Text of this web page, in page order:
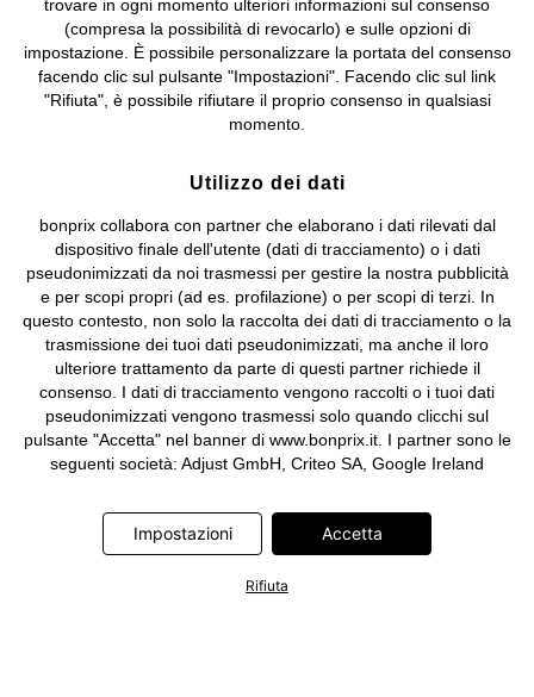
Biella n. 01510910027, R.E.A. BI - 171345, N. Reg. Pile:
IT09060P00000858, N. Reg. AEE: IT08020000002105 Capitale
Sociale: euro 1.000.000 i.v, Società soggetta all'attività di direzione
e coordinamento di bonprix Beteiligungs -Verwaltungsgesellschaft
mbH.
trovare in ogni momento ulteriori informazioni sul consenso
(compresa la possibilità di revocarlo) e sulle opzioni di
impostazione. È possibile personalizzare la portata del consenso
facendo clic sul pulsante "Impostazioni". Facendo clic sul link
"Rifiuta", è possibile rifiutare il proprio consenso in qualsiasi
momento.
Utilizzo dei dati
bonprix collabora con partner che elaborano i dati rilevati dal
dispositivo finale dell'utente (dati di tracciamento) o i dati
pseudonimizzati da noi trasmessi per gestire la nostra pubblicità
e per scopi propri (ad es. profilazione) o per scopi di terzi. In
questo contesto, non solo la raccolta dei dati di tracciamento o la
trasmissione dei tuoi dati pseudonimizzati, ma anche il loro
ulteriore trattamento da parte di questi partner richiede il
consenso. I dati di tracciamento vengono raccolti o i tuoi dati
pseudonimizzati vengono trasmessi solo quando clicchi sul
pulsante "Accetta" nel banner di www.bonprix.it. I partner sono le
seguenti società: Adjust GmbH, Criteo SA, Google Ireland
Meta Platforms Ireland Limited, Microsoft Ireland Operations
Limited, Pinterest Europe Limited, RTB-House GmbH, TikTok
Information Technologies UK Limited. Ulteriori informazioni sul
trattamento dei dati da parte di questi partner sono disponibili
Impostazioni Accetta
Rifiuta